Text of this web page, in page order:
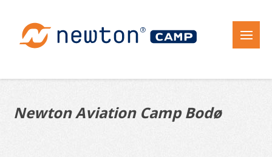
Newton Aviation Camp Bodø